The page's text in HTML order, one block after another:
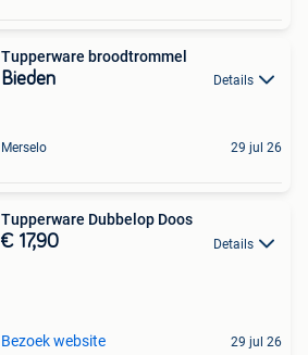
Tupperware broodtrommel
Bieden Details
Merselo 29 jul 26
Tupperware Dubbelop Doos
€ 17,90 Details
Bezoek website 29 jul 26